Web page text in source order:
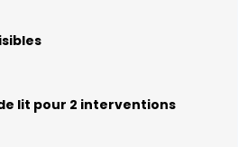
lit pour 2 interventions